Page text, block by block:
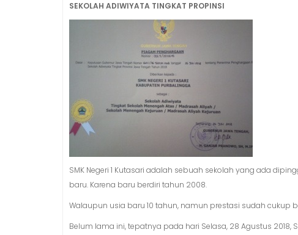
SEKOLAH ADIWIYATA TINGKAT PROPINSI
SMK Negeri 1 Kutasari adalah sebuah sekolah yang ada
baru. Karena baru berdiri tahun 2008.
Walaupun usia baru 10 tahun, namun prestasi sudah cukup
Belum lama ini, tepatnya pada hari Selasa, 28 Agustus 2018,